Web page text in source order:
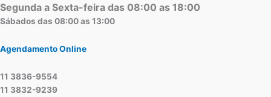
Segunda a Sexta-feira das 08:00 as 18:00
Sábados das 08:00 as 13:00
Agendamento Online
11 3836-9554
11 3832-9239